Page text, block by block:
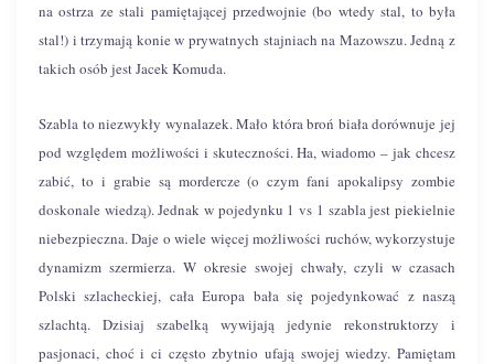
na ostrza ze stali pamiętającej przedwojnie (bo wtedy stal, to była
stal!) i trzymają konie w prywatnych stajniach na Mazowszu. Jedną z
takich osób jest Jacek Komuda.
Szabla to niezwykły wynalazek. Mało która broń biała dorównuje jej
pod względem możliwości i skuteczności. Ha, wiadomo – jak chcesz
zabić, to i grabie są mordercze (o czym fani apokalipsy zombie
doskonale wiedzą). Jednak w pojedynku 1 vs 1 szabla jest piekielnie
niebezpieczna. Daje o wiele więcej możliwości ruchów, wykorzystuje
dynamizm szermierza. W okresie swojej chwały, czyli w czasach
Polski szlacheckiej, cała Europa bała się pojedynkować z naszą
szlachtą. Dzisiaj szabelką wywijają jedynie rekonstruktorzy i
pasjonaci, choć i ci często zbytnio ufają swojej wiedzy. Pamiętam